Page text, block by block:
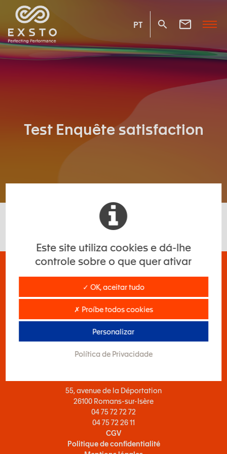
PT
Test Enquête satisfaction
55, avenue de la Déportation
26100 Romans-sur-Isère
04 75 72 72 72
04 75 72 26 11
CGV
Politique de confidentialité
Este site utiliza cookies e dá-lhe
controle sobre o que quer ativar
✓ OK, aceitar tudo
✗ Proíbe todos cookies
Personalizar
Política de Privacidade